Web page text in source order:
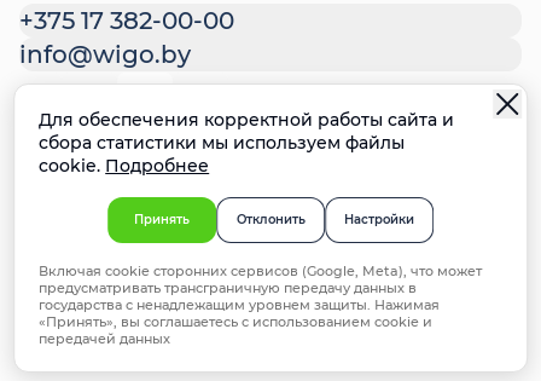
+375 17 382-00-00
info@wigo.by
© 2025 ООО "ВИГО Финанс". УНП 192981714,
Минск, ул. Мстиславца 24, офис 172
Политика конфиденциальности
Политика файлов cookie
Настройки cookie
Ответственное раскрытие
информации о недостатках систем
безопасности
Для обеспечения корректной работы сайта и
сбора статистики мы используем файлы
cookie. Подробнее
Принять Отклонить Настройки
Включая cookie сторонних сервисов (Google, Meta), что может
предусматривать трансграничную передачу данных в
государства с ненадлежащим уровнем защиты. Нажимая
«Принять», вы соглашаетесь с использованием cookie и
передачей данных